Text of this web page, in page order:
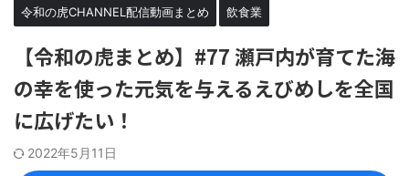
令和の虎CHANNEL配信動画まとめ 飲食業
【令和の虎まとめ】#77 瀬戸内が育てた海
の幸を使った元気を与えるえびめしを全国
に広げたい！
2022年5月11日